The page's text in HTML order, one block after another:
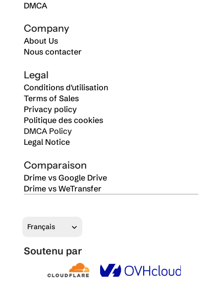
DMCA
Company
About Us
Nous contacter
Legal
Conditions d'utilisation
Terms of Sales
Privacy policy
Politique des cookies
DMCA Policy
Legal Notice
Comparaison
Drime vs Google Drive
Drime vs WeTransfer
Français
Soutenu par